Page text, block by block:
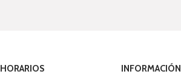
HORARIOS INFORMACIÓN